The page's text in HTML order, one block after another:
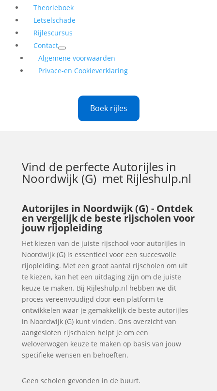
Theorieboek
Letselschade
Rijlescursus
Contact
Algemene voorwaarden
Privace-en Cookieverklaring
Boek rijles
Vind de perfecteAutorijles in
Noordwijk (G) met Rijleshulp.nl
Autorijles in Noordwijk (G) - Ontdek
en vergelijk de beste rijscholen voor
jouw rijopleiding
Het kiezen van de juiste rijschool voor autorijles in
Noordwijk (G) is essentieel voor een succesvolle
rijopleiding. Met een groot aantal rijscholen om uit
te kiezen, kan het een uitdaging zijn om de juiste
keuze te maken. Bij Rijleshulp.nl hebben we dit
proces vereenvoudigd door een platform te
ontwikkelen waar je gemakkelijk de beste autorijles
in Noordwijk (G) kunt vinden. Ons overzicht van
aangesloten rijscholen helpt je om een
weloverwogen keuze te maken op basis van jouw
specifieke wensen en behoeften.
Geen scholen gevonden in de buurt.